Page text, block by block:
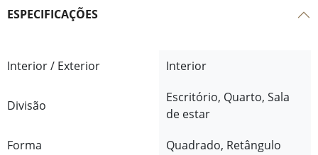
ESPECIFICAÇÕES
Interior / Exterior Interior
Divisão
Escritório, Quarto, Sala
de estar
Forma
Quadrado, Retângulo